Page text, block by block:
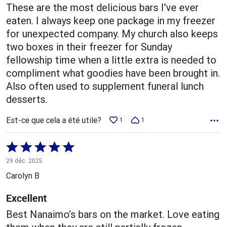
These are the most delicious bars I've ever
eaten. I always keep one package in my freezer
for unexpected company. My church also keeps
two boxes in their freezer for Sunday
fellowship time when a little extra is needed to
compliment what goodies have been brought in.
Also often used to supplement funeral lunch
desserts.
Est-ce que cela a été utile? 1 1
Coté
5 sur
5
29 déc. 2025
Carolyn B
Excellent
Best Nanaimo’s bars on the market. Love eating